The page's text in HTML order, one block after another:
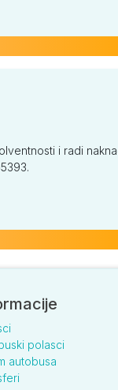
i radi
polasci
autobusa